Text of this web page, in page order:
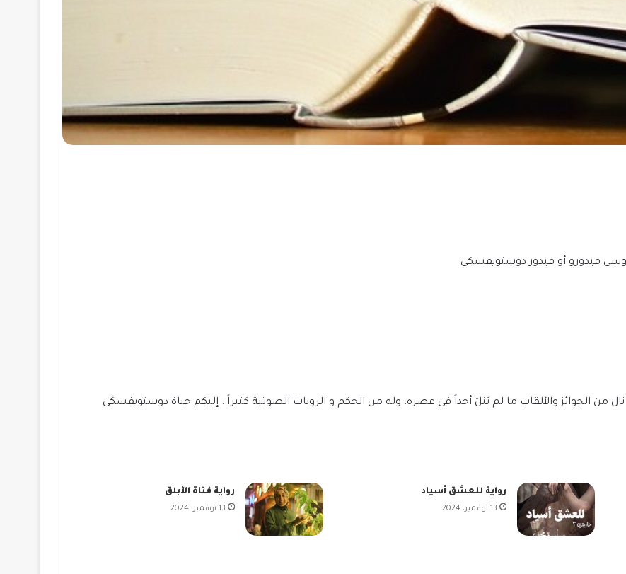
فيدورو أو فيدور دوستويفسكي
من الجوائز والألقاب ما لم يَنلَ أحداً في عصره، وله من الحكم و الرويات الصوتية كثيراً.. إليكم حياة دوستويفسكي
رواية للعشق أسياد
13 نوفمبر، 2024
رواية فتاة الأبلق
13 نوفمبر، 2024